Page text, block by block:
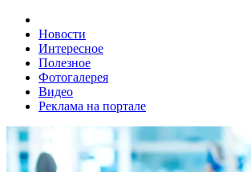
Новости
Интересное
Полезное
Фотогалерея
Видео
Реклама на портале